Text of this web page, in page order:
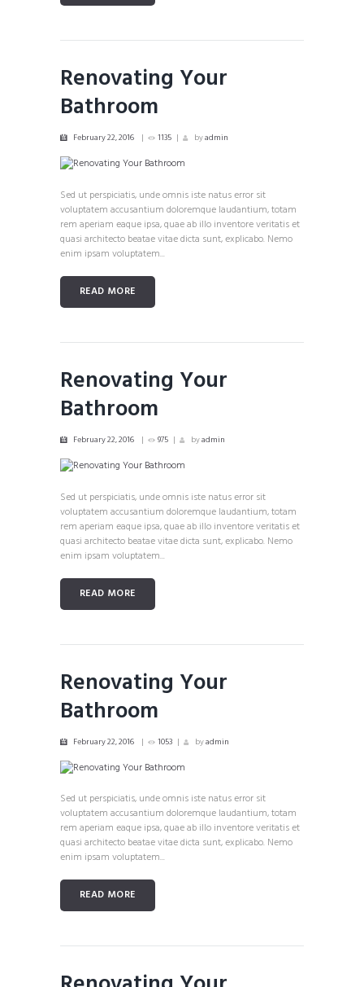
Renovating Your
Bathroom
February 22, 2016 1135 byadmin
Sed ut perspiciatis, unde omnis iste natus error sit
voluptatem accusantium doloremque laudantium, totam
rem aperiam eaque ipsa, quae ab illo inventore veritatis et
quasi architecto beatae vitae dicta sunt, explicabo. Nemo
enim ipsam voluptatem...
READ MORE
Renovating Your
Bathroom
February 22, 2016 975 byadmin
Sed ut perspiciatis, unde omnis iste natus error sit
voluptatem accusantium doloremque laudantium, totam
rem aperiam eaque ipsa, quae ab illo inventore veritatis et
quasi architecto beatae vitae dicta sunt, explicabo. Nemo
enim ipsam voluptatem...
READ MORE
Renovating Your
Bathroom
February 22, 2016 1053 byadmin
Sed ut perspiciatis, unde omnis iste natus error sit
voluptatem accusantium doloremque laudantium, totam
rem aperiam eaque ipsa, quae ab illo inventore veritatis et
quasi architecto beatae vitae dicta sunt, explicabo. Nemo
enim ipsam voluptatem...
READ MORE